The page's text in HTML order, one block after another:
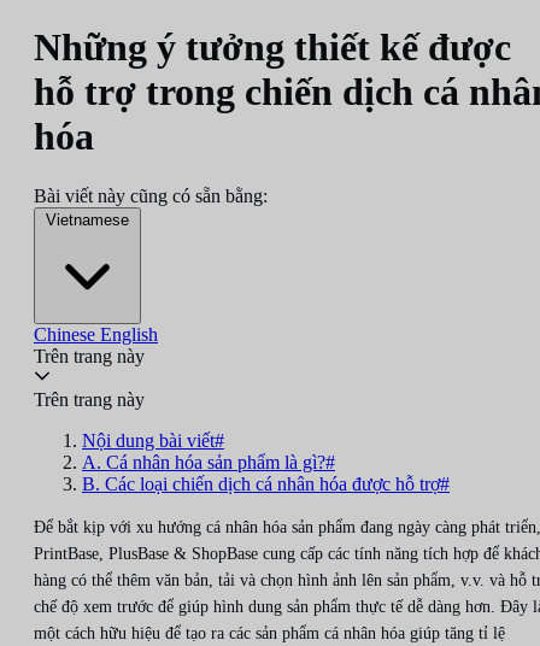
Những ý tưởng thiết kế được
hỗ trợ trong chiến dịch cá
hóa
Bài viết này cũng có sẵn bằng:
Vietnamese
Chinese English
Trên trang này
Trên trang này
Nội dung bài viết#
A. Cá nhân hóa sản phẩm là gì?#
B. Các loại chiến dịch cá nhân hóa được hỗ trợ#
Để bắt kịp với xu hướng cá nhân hóa sản phẩm đang ngày càng phát triển,
PrintBase, PlusBase & ShopBase cung cấp các tính năng tích hợp để
hàng có thể thêm văn bản, tải và chọn hình ảnh lên sản phẩm, v.v. và hỗ
chế độ xem trước để giúp hình dung sản phẩm thực tế dễ dàng hơn. Đây
một cách hữu hiệu để tạo ra các sản phẩm cá nhân hóa giúp tăng tỉ lệ